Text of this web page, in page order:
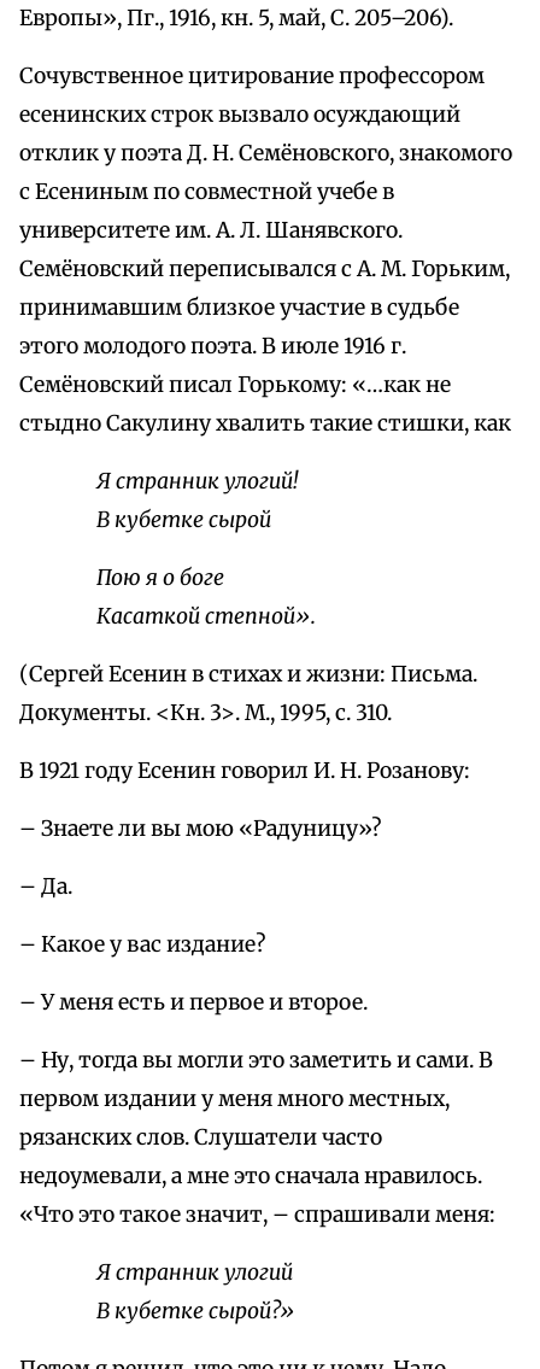
Европы», Пг., 1916, кн. 5, май, С. 205–206).
Сочувственное цитирование профессором
есенинских строк вызвало осуждающий
отклик у поэта Д. Н. Семёновского, знакомого
с Есениным по совместной учебе в
университете им. А. Л. Шанявского.
Семёновский переписывался с А. М. Горьким,
принимавшим близкое участие в судьбе
этого молодого поэта. В июле 1916 г.
Семёновский писал Горькому: «…как не
стыдно Сакулину хвалить такие стишки, как
Я странник улогий!
В кубетке сырой
Пою я о боге
Касаткой степной».
(Сергей Есенин в стихах и жизни: Письма.
Документы. <Кн. 3>. М., 1995, с. 310.
В 1921 году Есенин говорил И. Н. Розанову:
– Знаете ли вы мою «Радуницу»?
– Да.
– Какое у вас издание?
– У меня есть и первое и второе.
– Ну, тогда вы могли это заметить и сами. В
первом издании у меня много местных,
рязанских слов. Слушатели часто
недоумевали, а мне это сначала нравилось.
«Что это такое значит, – спрашивали меня:
Я странникулогий
В кубеткесырой?»